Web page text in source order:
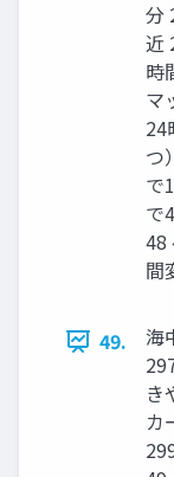
分
近
時
マ
24
つ
で
で
48
間
49.
海
き
カ